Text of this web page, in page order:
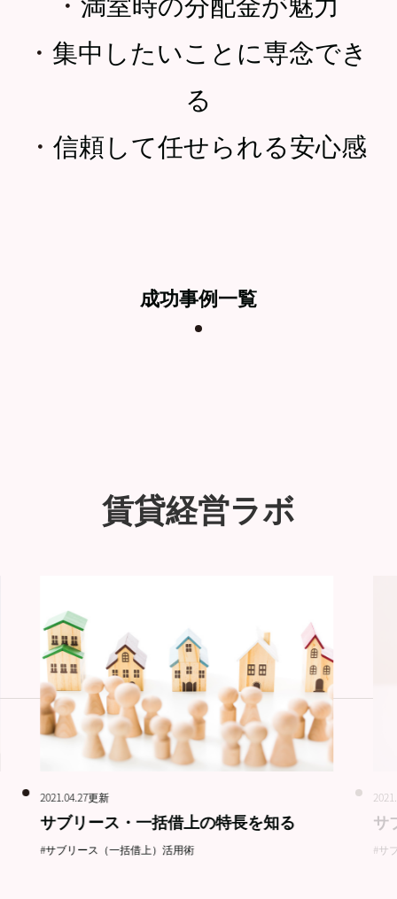
・ 集中したいことに専念でき
る
・ 信頼して任せられる安心感
成功事例一覧
賃貸経営ラボ
2021.04.27更新
サブリース・一括借上の特長を知る
#サブリース（一括借上）活用術
サ
#サ